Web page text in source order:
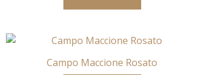
Campo Maccione Rosato